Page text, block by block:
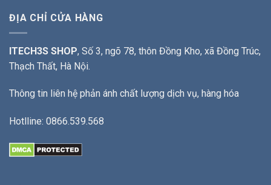
ĐỊA CHỈ CỬA HÀNG
ITECH3S SHOP, Số 3, ngõ 78, thôn Đồng Kho, xã Đồng Trúc,
Thạch Thất, Hà Nội.
Thông tin liên hệ phản ánh chất lượng dịch vụ, hàng hóa
Hotlline: 0866.539.568